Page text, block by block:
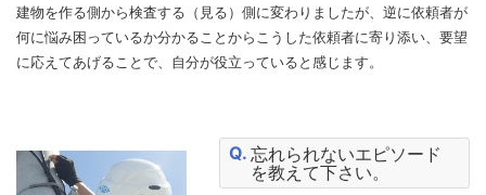
建物を作る側から検査する（見る）側に変わりましたが、逆に依頼者が
何に悩み困っているか分かることからこうした依頼者に寄り添い、要望
に応えてあげることで、自分が役立っていると感じます。
忘れられないエピソード
を教えて下さい。